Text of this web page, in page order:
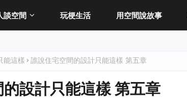
談空間 玩梗生活 用空間說故事
能這樣 誰說住宅空間的設計只能這樣 第五章
設計只能這樣 第五章